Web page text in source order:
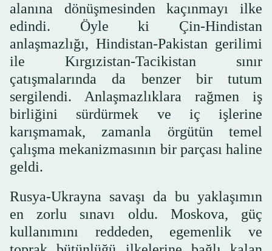
alanına dönüşmesinden kaçınmayı ilke
edindi. Öyle ki Çin-Hindistan
anlaşmazlığı, Hindistan-Pakistan gerilimi
ile Kırgızistan-Tacikistan sınır
çatışmalarında da benzer bir tutum
sergilendi. Anlaşmazlıklara rağmen iş
birliğini sürdürmek ve iç işlerine
karışmamak, zamanla örgütün temel
çalışma mekanizmasının bir parçası haline
geldi.
Rusya-Ukrayna savaşı da bu yaklaşımın
en zorlu sınavı oldu. Moskova, güç
kullanımını reddeden, egemenlik ve